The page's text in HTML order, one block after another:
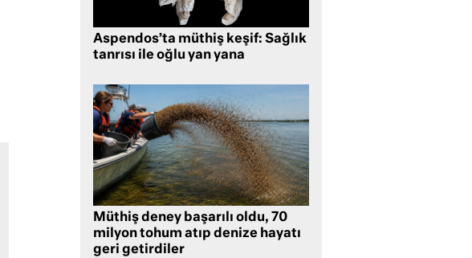
Aspendos’ta müthiş keşif: Sağlık
tanrısı ile oğlu yan yana
Müthiş deney başarılı oldu, 70
milyon tohum atıp denize hayatı
geri getirdiler